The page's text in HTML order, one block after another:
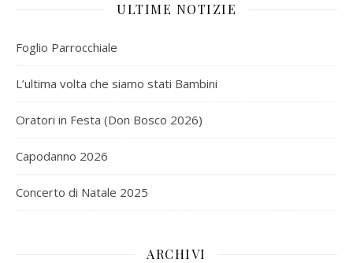
ULTIME NOTIZIE
Foglio Parrocchiale
L’ultima volta che siamo stati Bambini
Oratori in Festa (Don Bosco 2026)
Capodanno 2026
Concerto di Natale 2025
ARCHIVI